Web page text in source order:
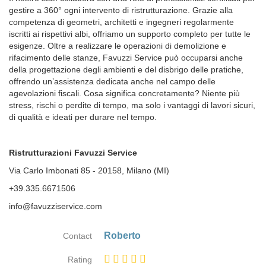
gestire a 360° ogni intervento di ristrutturazione. Grazie alla
competenza di geometri, architetti e ingegneri regolarmente
iscritti ai rispettivi albi, offriamo un supporto completo per tutte le
esigenze. Oltre a realizzare le operazioni di demolizione e
rifacimento delle stanze, Favuzzi Service può occuparsi anche
della progettazione degli ambienti e del disbrigo delle pratiche,
offrendo un’assistenza dedicata anche nel campo delle
agevolazioni fiscali. Cosa significa concretamente? Niente più
stress, rischi o perdite di tempo, ma solo i vantaggi di lavori sicuri,
di qualità e ideati per durare nel tempo.
Ristrutturazioni Favuzzi Service
Via Carlo Imbonati 85 - 20158, Milano (MI)
+39.335.6671506
info@favuzziservice.com
Contact Roberto
Rating